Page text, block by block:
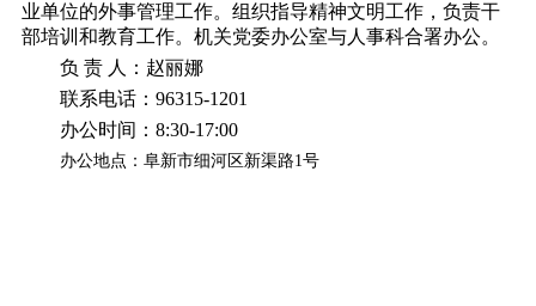
业单位的外事管理工作。组织指导精神文明工作，负责干
部培训和教育工作。机关党委办公室与人事科合署办公。
负 责 人：赵丽娜
联系电话： 96315-1201
办公时间： 8:30-17:00
办公地点：阜新市细河区新渠路1号